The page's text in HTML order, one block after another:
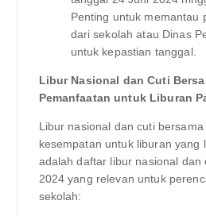
Penting untuk memantau
dari sekolah atau Dinas
untuk kepastian tanggal.
Libur Nasional dan Cuti
Pemanfaatan untuk Liburan
Libur nasional dan cuti
kesempatan untuk liburan yang
adalah daftar libur nasional dan
2024 yang relevan untuk
sekolah: